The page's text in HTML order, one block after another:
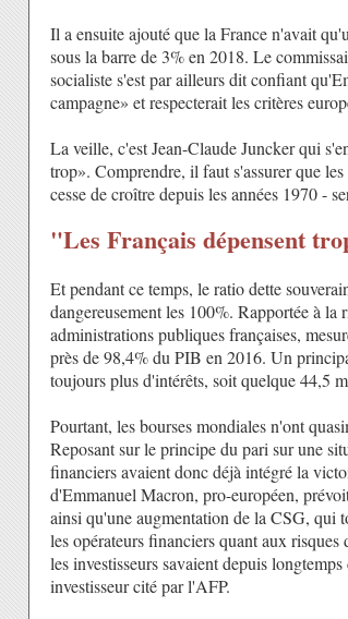
Il a ensuite ajouté que la France n'avait
sous la barre de 3% en 2018. Le
socialiste s'est par ailleurs dit confiant
campagne» et respecterait les critères
La veille, c'est Jean-Claude Juncker qui
trop». Comprendre, il faut s'assurer que
cesse de croître depuis les années 1970 -
"Les Français dépensent
Et pendant ce temps, le ratio dette
dangereusement les 100%. Rapportée à la
administrations publiques françaises,
près de 98,4% du PIB en 2016. Un
toujours plus d'intérêts, soit quelque 44,5
Pourtant, les bourses mondiales n'ont
Reposant sur le principe du pari sur une
financiers avaient donc déjà intégré la
d'Emmanuel Macron, pro-européen,
ainsi qu'une augmentation de la CSG, qui
les opérateurs financiers quant aux
les investisseurs savaient depuis
investisseur cité par l'AFP.